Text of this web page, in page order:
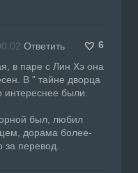
Ответить
6
в паре с Лин Хэ она
В " тайне дворца
интереснее были.
был, любил
дорама более-
перевод.